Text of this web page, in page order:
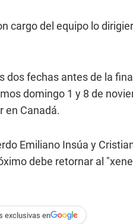
cargo del equipo lo
fechas antes de la
domingo 1 y 8 de
en Canadá.
Emiliano Insúa y
debe retornar al
exclusivas en